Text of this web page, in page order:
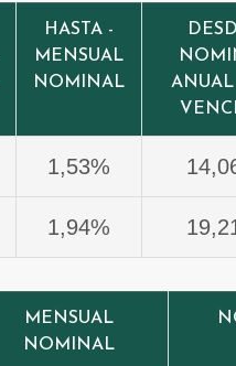
HASTA -
MENSUAL
NOMINAL
ANUAL
1,53%
1,94%
MENSUAL
NOMINAL